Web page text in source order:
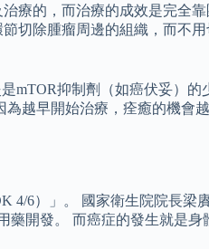
療的，而治療的成效是完全靠
切除腫瘤周邊的組織，而不用
mTOR抑制劑（如癌伏妥）
越早開始治療，痊癒的機會
4/6）」。 國家衛生院院長
開發。 而癌症的發生就是身